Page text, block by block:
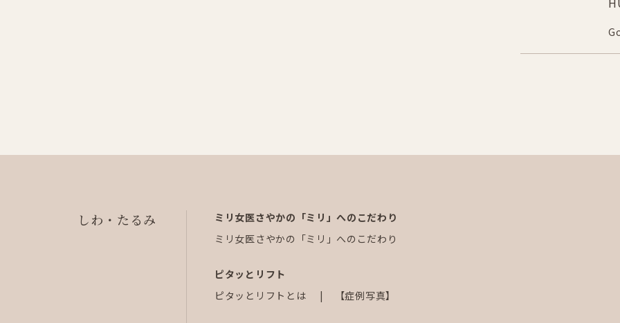
しわ・たるみ
ミリ女医さやかの「ミリ」へのこだわり
ミリ女医さやかの「ミリ」へのこだわり
ピタッとリフト
ピタッとリフトとは
【症例写真】